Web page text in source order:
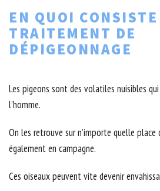
EN QUOI
TRAITEMENT DE
DÉPIGEONNAGE
Les pigeons sont des volatiles nuisibles
l’homme.
On les retrouve sur n’importe quelle place
également en campagne.
Ces oiseaux peuvent vite devenir